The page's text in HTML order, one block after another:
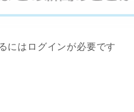
にはログインが必要です